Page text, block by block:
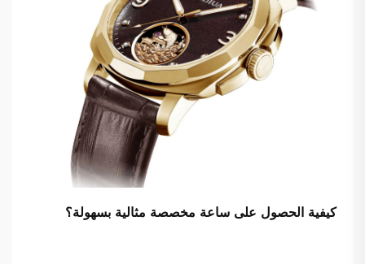
كيفية الحصول على ساعة مخصصة مثالية بسهولة؟